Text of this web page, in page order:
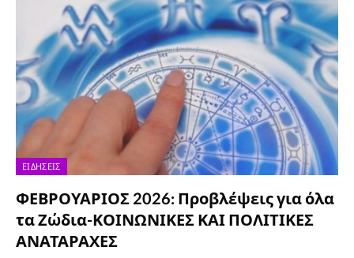
ΕΙΔΉΣΕΙΣ
ΦΕΒΡΟΥΑΡΙΟΣ 2026: Προβλέψεις για όλα
τα Ζώδια-ΚΟΙΝΩΝΙΚΕΣ ΚΑΙ ΠΟΛΙΤΙΚΕΣ
ΑΝΑΤΑΡΑΧΕΣ